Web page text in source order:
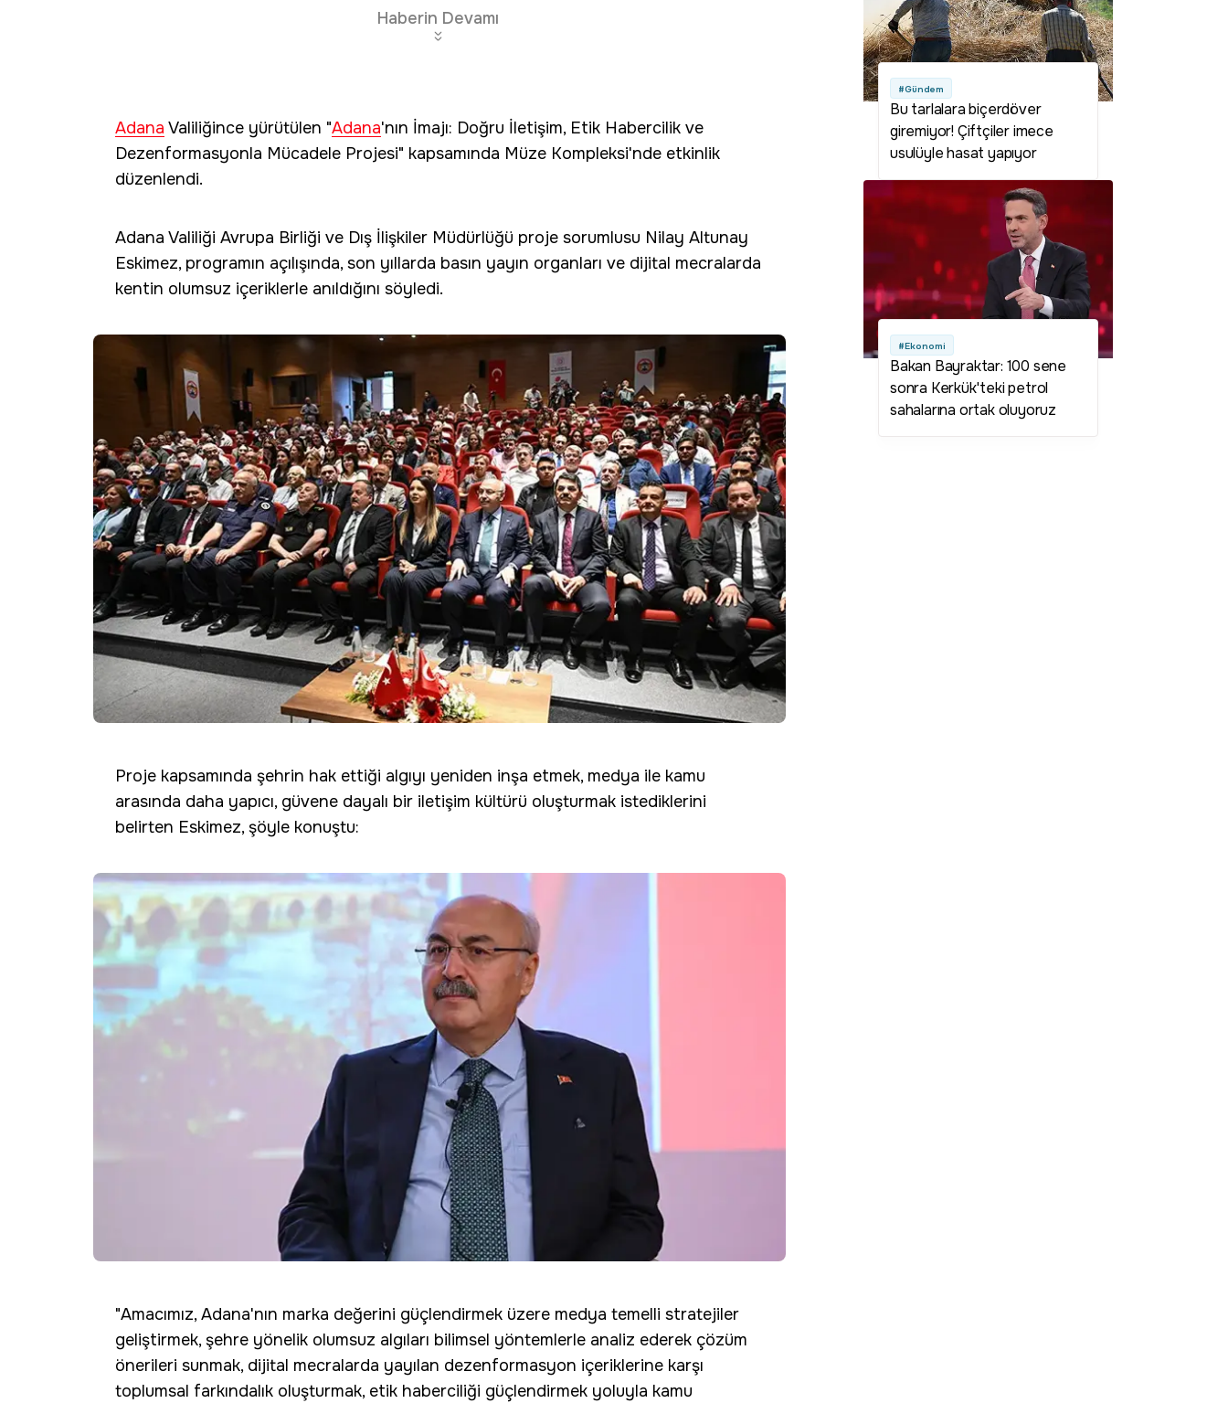
Haberin Devamı
Adana Valiliğince yürütülen "Adana'nın İmajı: Doğru İletişim, Etik Habercilik ve
Dezenformasyonla Mücadele Projesi" kapsamında Müze Kompleksi'nde etkinlik
düzenlendi.
Adana Valiliği Avrupa Birliği ve Dış İlişkiler Müdürlüğü proje sorumlusu Nilay Altunay
Eskimez, programın açılışında, son yıllarda basın yayın organları ve dijital mecralarda
kentin olumsuz içeriklerle anıldığını söyledi.
Proje kapsamında şehrin hak ettiği algıyı yeniden inşa etmek, medya ile kamu
arasında daha yapıcı, güvene dayalı bir iletişim kültürü oluşturmak istediklerini
belirten Eskimez, şöyle konuştu:
"Amacımız, Adana'nın marka değerini güçlendirmek üzere medya temelli stratejiler
geliştirmek, şehre yönelik olumsuz algıları bilimsel yöntemlerle analiz ederek çözüm
önerileri sunmak, dijital mecralarda yayılan dezenformasyon içeriklerine karşı
toplumsal farkındalık oluşturmak, etik haberciliği güçlendirmek yoluyla kamu
#Gündem
Bu tarlalara biçerdöver
giremiyor! Çiftçiler imece
usulüyle hasat yapıyor
#Ekonomi
Bakan Bayraktar: 100 sene
sonra Kerkük'teki petrol
sahalarına ortak oluyoruz